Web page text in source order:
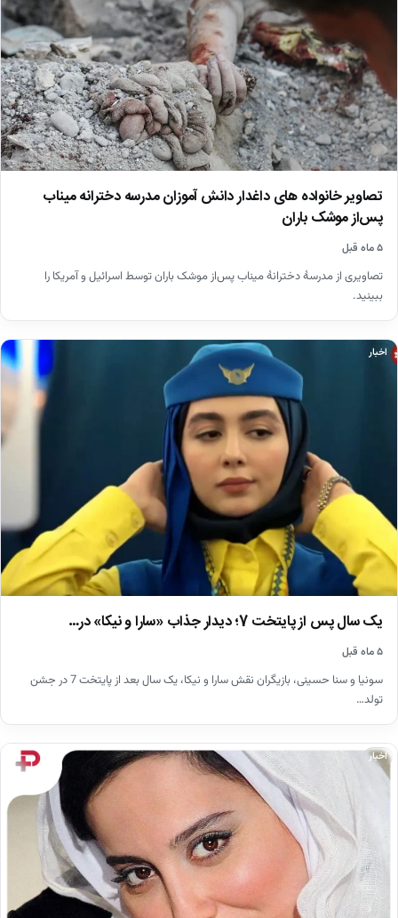
تصاویر خانواده های داغدار دانش آموزان مدرسه دخترانه میناب
پس‌از موشک باران
۵ ماه قبل
تصاویری از مدرسۀ دخترانۀ میناب پس‌از موشک باران توسط اسرائیل و آمریکا را
ببینید.
اخبار
یک سال پس از پایتخت 7؛ دیدار جذاب «سارا و نیکا» در…
۵ ماه قبل
سونیا و سنا حسینی، بازیگران نقش سارا و نیکا، یک سال بعد از پایتخت 7 در جشن
تولد…
اخبار